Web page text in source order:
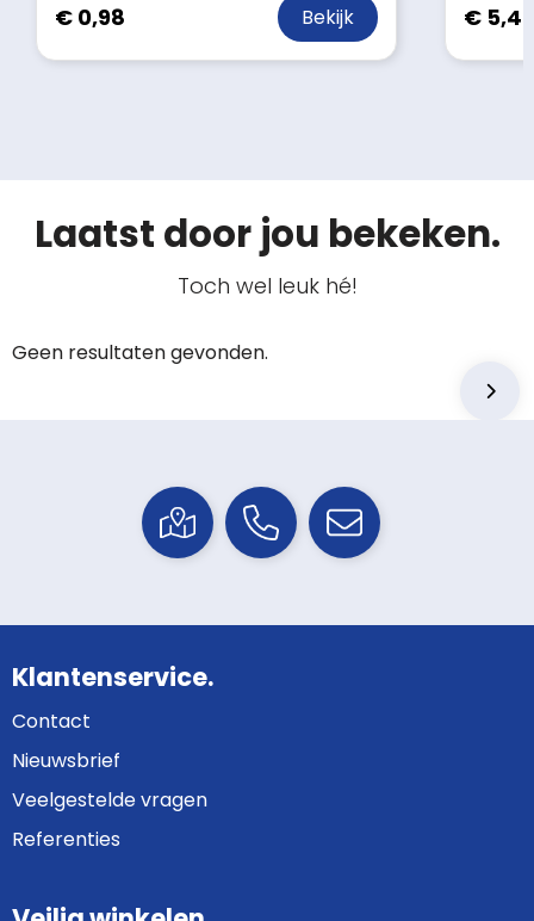
€ 0,98 Bekijk € 5,46
Laatst door jou bekeken.
Toch wel leuk hé!
Geen resultaten gevonden.
Klantenservice.
Contact
Nieuwsbrief
Veelgestelde vragen
Referenties